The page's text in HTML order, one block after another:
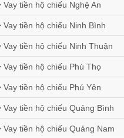
Vay tiền hộ chiếu Nghệ An
Vay tiền hộ chiếu Ninh Bình
Vay tiền hộ chiếu Ninh Thuận
Vay tiền hộ chiếu Phú Thọ
Vay tiền hộ chiếu Phú Yên
Vay tiền hộ chiếu Quảng Bình
Vay tiền hộ chiếu Quảng Nam